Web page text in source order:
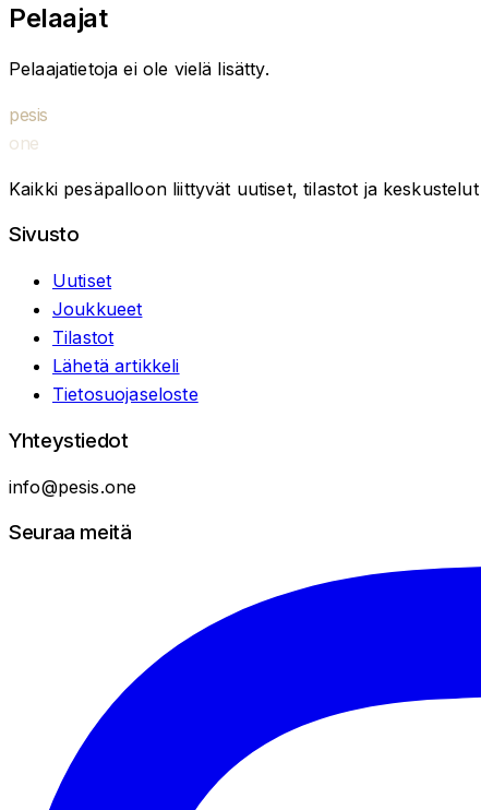
Pelaajat
Pelaajatietoja ei ole vielä lisätty.
pesis
one
Kaikki pesäpalloon liittyvät uutiset, tilastot ja
Sivusto
Uutiset
Joukkueet
Tilastot
Lähetä artikkeli
Tietosuojaseloste
Yhteystiedot
info@pesis.one
Seuraa meitä